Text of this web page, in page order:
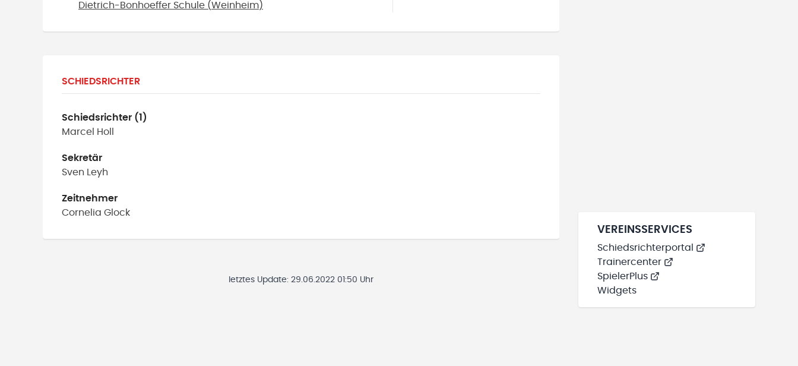
Dietrich-Bonhoeffer Schule (Weinheim)
SCHIEDSRICHTER
Schiedsrichter (1)
Marcel
Holl
Sekretär
Sven
Leyh
Zeitnehmer
Cornelia Glock
letztes Update: 29.06.2022 01:50 Uhr
VEREINSSERVICES
Schiedsrichterportal
Trainercenter
SpielerPlus
Widgets